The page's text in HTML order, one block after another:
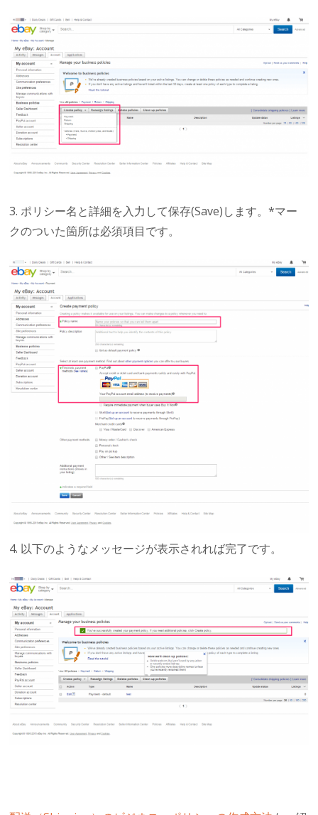
3. ポリシー名と詳細を入力して保存(Save)します。*マー
クのついた箇所は必須項目です。
4. 以下のようなメッセージが表示されれば完了です。